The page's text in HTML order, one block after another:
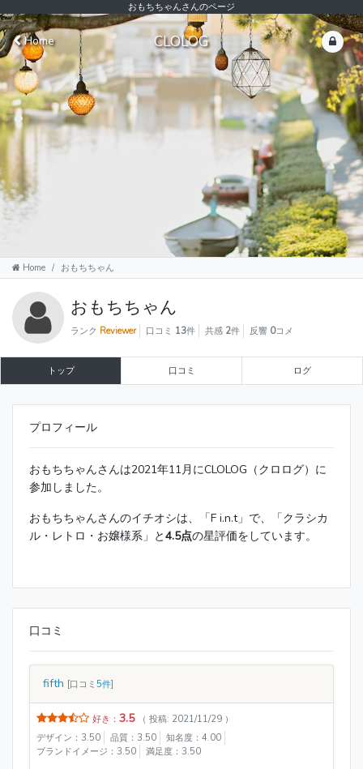
おもちちゃんさんのページ
Home CLOLOG
Home おもちちゃん
おもちちゃん
ランク Reviewer 口コミ 13件 共感 2件 反響 0コメ
トップ 口コミ ログ
プロフィール
おもちちゃんさんは2021年11月にCLOLOG（クロログ）に
参加しました。
おもちちゃんさんのイチオシは、「F i.n.t」で、「クラシカ
ル・レトロ・お嬢様系」と4.5点の星評価をしています。
口コミ
fifth [口コミ 5件]
好き： 3.5
（ 投稿: 2021/11/29 ）
デザイン：3.50
品質：3.50
知名度：4.00
ブランドイメージ：3.50
満足度：3.50